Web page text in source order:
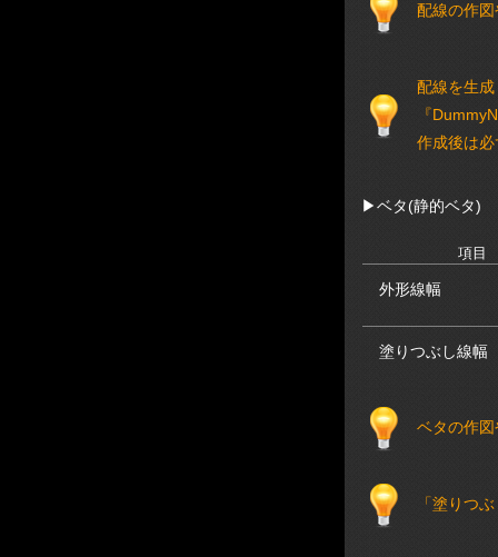
配線の作
配線を生
『
作成後は
▶ベタ(静的ベタ)
項目
外形線幅
塗りつぶし線幅
ベタの作
「塗りつ